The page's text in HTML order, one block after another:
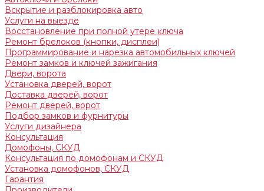
Вскрытие и разблокировка авто
Услуги на выезде
Восстановление при полной утере ключа
Ремонт брелоков (кнопки, дисплеи)
Программирование и нарезка автомобильных ключей
Ремонт замков и ключей зажигания
Двери, ворота
Установка дверей, ворот
Доставка дверей, ворот
Ремонт дверей, ворот
Подбор замков и фурнитуры
Услуги дизайнера
Консультация
Домофоны, СКУД
Консультация по домофонам и СКУД
Установка домофонов, СКУД
Гарантия